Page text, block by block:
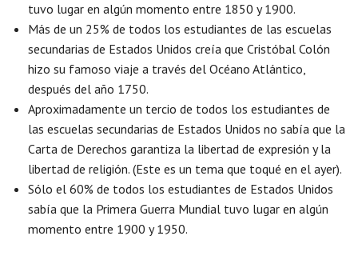
tuvo lugar en algún momento entre 1850 y 1900.
Más de un 25% de todos los estudiantes de las escuelas
secundarias de Estados Unidos creía que Cristóbal Colón
hizo su famoso viaje a través del Océano Atlántico,
después del año 1750.
Aproximadamente un tercio de todos los estudiantes de
las escuelas secundarias de Estados Unidos no sabía que la
Carta de Derechos garantiza la libertad de expresión y la
libertad de religión. (Este es un tema que toqué en el ayer).
Sólo el 60% de todos los estudiantes de Estados Unidos
sabía que la Primera Guerra Mundial tuvo lugar en algún
momento entre 1900 y 1950.